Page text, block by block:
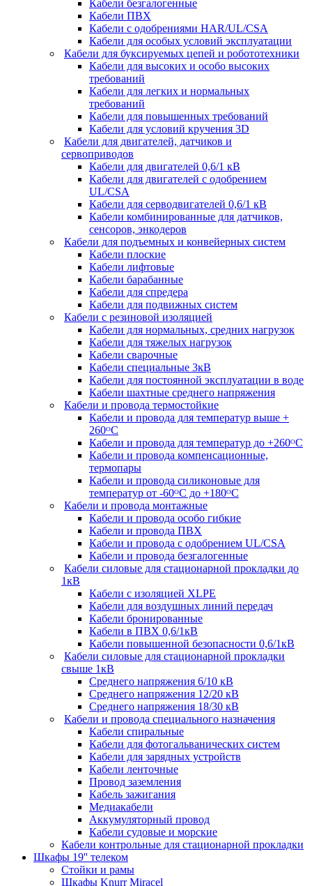
Кабели безгалогенные
Кабели ПВХ
Кабели с одобрениями HAR/UL/CSA
Кабели для особых условий эксплуатации
Кабели для буксируемых цепей и робототехники
Кабели для высоких и особо высоких
требований
Кабели для легких и нормальных
требований
Кабели для повышенных требований
Кабели для условий кручения 3D
Кабели для двигателей, датчиков и
сервоприводов
Кабели для двигателей 0,6/1 кВ
Кабели для двигателей с одобрением
UL/CSA
Кабели для серводвигателей 0,6/1 кВ
Кабели комбинированные для датчиков,
cенсоров, энкодеров
Кабели для подъемных и конвейерных систем
Кабели плоские
Кабели лифтовые
Кабели барабанные
Кабели для спредера
Кабели для подвижных систем
Кабели с резиновой изоляцией
Кабели для нормальных, средних нагрузок
Кабели для тяжелых нагрузок
Кабели сварочные
Кабели специальные 3кВ
Кабели для постоянной эксплуатации в воде
Кабели шахтные среднего напряжения
Кабели и провода термостойкие
Кабели и провода для температур выше +
260ᴼС
Кабели и провода для температур до +260ᴼС
Кабели и провода компенсационные,
термопары
Кабели и провода силиконовые для
температур от -60ᴼC до +180ᴼС
Кабели и провода монтажные
Кабели и провода особо гибкие
Кабели и провода ПВХ
Кабели и провода с одобрением UL/CSA
Кабели и провода безгалогенные
Кабели силовые для стационарной прокладки до
1кВ
Кабели c изоляцией XLPE
Кабели для воздушных линий передач
Кабели бронированные
Кабели в ПВХ 0,6/1кВ
Кабели повышенной безопасности 0,6/1кВ
Кабели силовые для стационарной прокладки
свыше 1кВ
Среднего напряжения 6/10 кВ
Среднего напряжения 12/20 кВ
Среднего напряжения 18/30 кВ
Кабели и провода специального назначения
Кабели спиральные
Кабели для фотогальванических систем
Кабели для зарядных устройств
Кабели ленточные
Провод заземления
Кабель зажигания
Медиакабели
Аккумуляторный провод
Кабели судовые и морские
Кабели контрольные для стационарной прокладки
Шкафы 19'' телеком
Стойки и рамы
Шкафы Knurr Miracel